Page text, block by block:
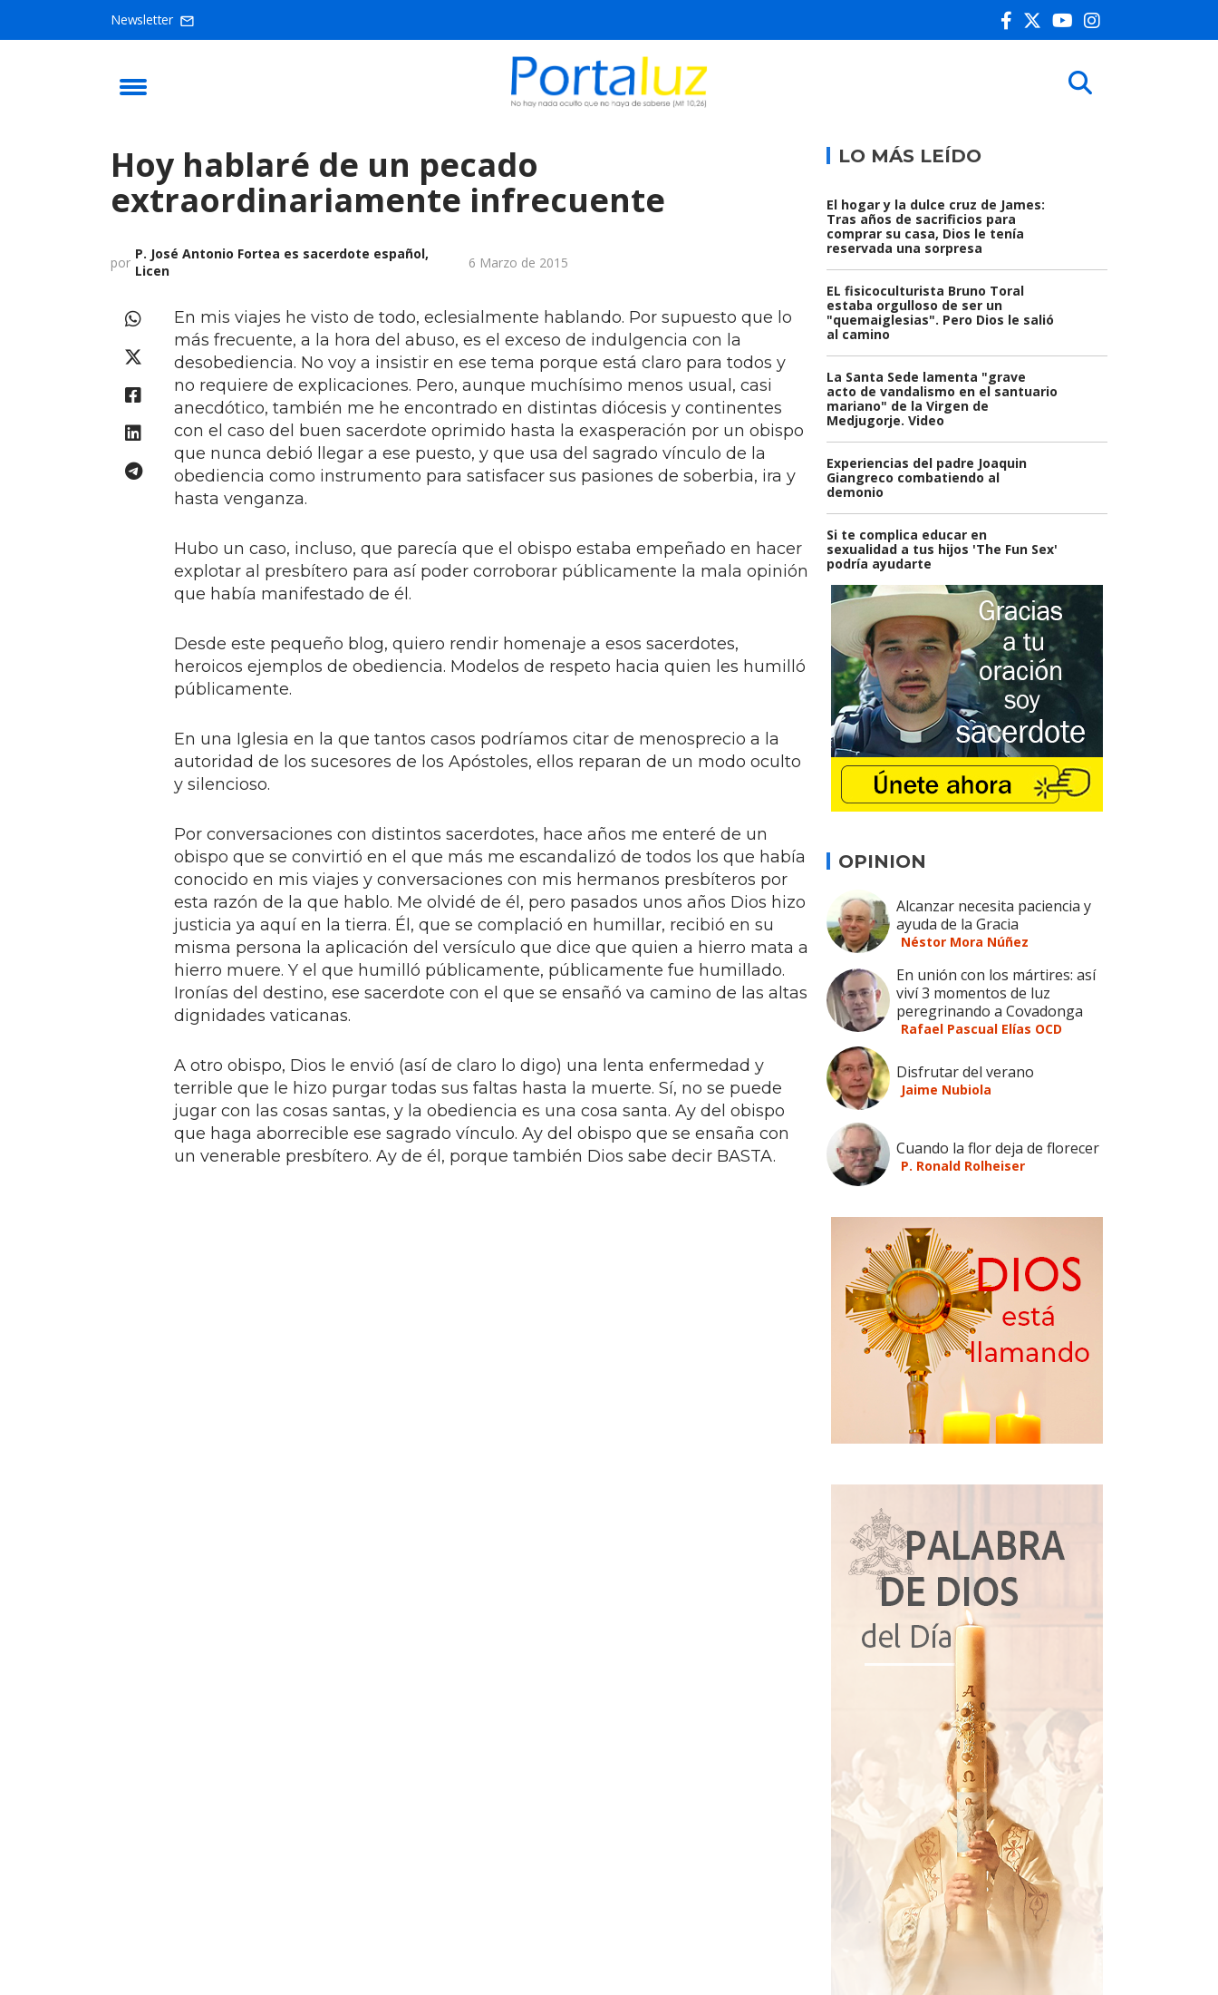
Newsletter
Hoy hablaré de un pecado
extraordinariamente infrecuente
por P. José Antonio Fortea es sacerdote español,
Licen
6 Marzo de 2015
En mis viajes he visto de todo, eclesialmente hablando. Por supuesto que lo
más frecuente, a la hora del abuso, es el exceso de indulgencia con la
desobediencia. No voy a insistir en ese tema porque está claro para todos y
no requiere de explicaciones. Pero, aunque muchísimo menos usual, casi
anecdótico, también me he encontrado en distintas diócesis y continentes
con el caso del buen sacerdote oprimido hasta la exasperación por un obispo
que nunca debió llegar a ese puesto, y que usa del sagrado vínculo de la
obediencia como instrumento para satisfacer sus pasiones de soberbia, ira y
hasta venganza.
Hubo un caso, incluso, que parecía que el obispo estaba empeñado en hacer
explotar al presbítero para así poder corroborar públicamente la mala opinión
que había manifestado de él.
Desde este pequeño blog, quiero rendir homenaje a esos sacerdotes,
heroicos ejemplos de obediencia. Modelos de respeto hacia quien les humilló
públicamente.
En una Iglesia en la que tantos casos podríamos citar de menosprecio a la
autoridad de los sucesores de los Apóstoles, ellos reparan de un modo oculto
y silencioso.
Por conversaciones con distintos sacerdotes, hace años me enteré de un
obispo que se convirtió en el que más me escandalizó de todos los que había
conocido en mis viajes y conversaciones con mis hermanos presbíteros por
esta razón de la que hablo. Me olvidé de él, pero pasados unos años Dios hizo
justicia ya aquí en la tierra. Él, que se complació en humillar, recibió en su
misma persona la aplicación del versículo que dice que quien a hierro mata a
hierro muere. Y el que humilló públicamente, públicamente fue humillado.
Ironías del destino, ese sacerdote con el que se ensañó va camino de las altas
dignidades vaticanas.
A otro obispo, Dios le envió (así de claro lo digo) una lenta enfermedad y
terrible que le hizo purgar todas sus faltas hasta la muerte. Sí, no se puede
jugar con las cosas santas, y la obediencia es una cosa santa. Ay del obispo
que haga aborrecible ese sagrado vínculo. Ay del obispo que se ensaña con
un venerable presbítero. Ay de él, porque también Dios sabe decir BASTA.
LO MÁS LEÍDO
El hogar y la dulce cruz de James:
Tras años de sacrificios para
comprar su casa, Dios le tenía
reservada una sorpresa
EL fisicoculturista Bruno Toral
estaba orgulloso de ser un
"quemaiglesias". Pero Dios le salió
al camino
La Santa Sede lamenta "grave
acto de vandalismo en el santuario
mariano" de la Virgen de
Medjugorje. Video
Experiencias del padre Joaquin
Giangreco combatiendo al
demonio
Si te complica educar en
sexualidad a tus hijos 'The Fun Sex'
podría ayudarte
OPINION
Alcanzar necesita paciencia y
ayuda de la Gracia
Néstor Mora Núñez
En unión con los mártires: así
viví 3 momentos de luz
peregrinando a Covadonga
Rafael Pascual Elías OCD
Disfrutar del verano
Jaime Nubiola
Cuando la flor deja de florecer
P. Ronald Rolheiser